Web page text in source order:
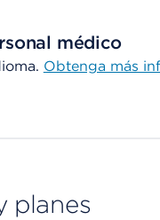
médico
Obtenga más
planes